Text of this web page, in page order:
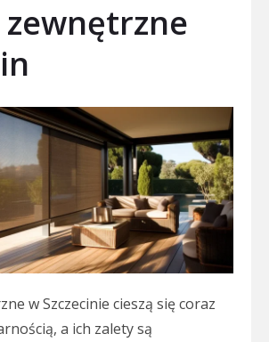
zewnętrzne
w Szczecinie cieszą się coraz
a ich zalety są